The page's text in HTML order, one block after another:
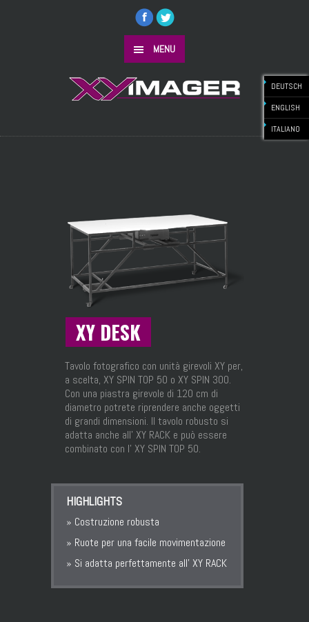
MENU
XY DESK
Tavolo fotografico con unità girevoli XY per,
a scelta, XY SPIN TOP 50 o XY SPIN 300.
Con una piastra girevole di 120 cm di
diametro potrete riprendere anche oggetti
di grandi dimensioni. Il tavolo robusto si
adatta anche all’ XY RACK e può essere
combinato con l’ XY SPIN TOP 50.
HIGHLIGHTS
» Costruzione robusta
» Ruote per una facile movimentazione
» Si adatta perfettamente all’ XY RACK
DEUTSCH
ENGLISH
ITALIANO